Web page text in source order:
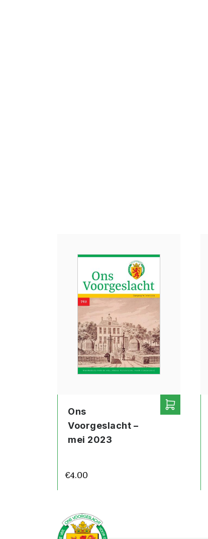
Ons
Voorgeslacht –
mei 2023
€4.00